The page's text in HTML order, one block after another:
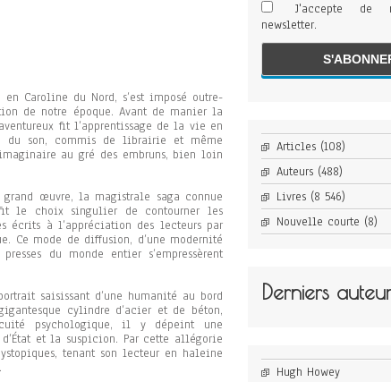
Caroline du Nord, s’est imposé outre-
de notre époque. Avant de manier la
fit l’apprentissage de la vie en
du son, commis de librairie et même
au gré des embruns, bien loin
œuvre, la magistrale saga connue
le choix singulier de contourner les
écrits à l’appréciation des lecteurs par
Ce mode de diffusion, d’une modernité
du monde entier s’empressèrent
saisissant d’une humanité au bord
cylindre d’acier et de béton,
psychologique, il y dépeint une
et la suspicion. Par cette allégorie
tenant son lecteur en haleine
J'accepte de
newsletter.
Articles(108)
Auteurs(488)
Livres(8 546)
Nouvelle courte (8)
Derniers
Hugh Howey